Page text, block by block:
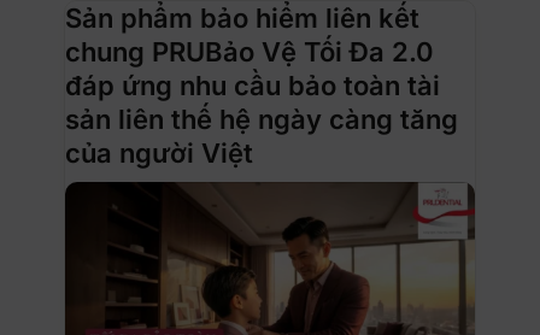
Sản phẩm bảo hiểm liên kết
chung PRUBảo Vệ Tối Đa 2.0
đáp ứng nhu cầu bảo toàn tài
sản liên thế hệ ngày càng tăng
của người Việt